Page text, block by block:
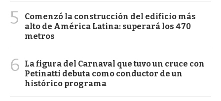
5
Comenzó la construcción del edificio más
alto de América Latina: superará los 470
metros
6
La figura del Carnaval que tuvo un cruce con
Petinatti debuta como conductor de un
histórico programa